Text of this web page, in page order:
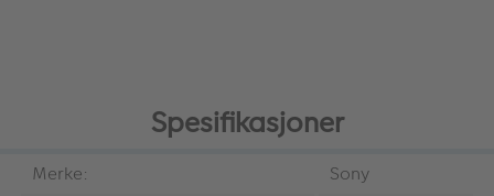
Spesifikasjoner
Merke:
Sony